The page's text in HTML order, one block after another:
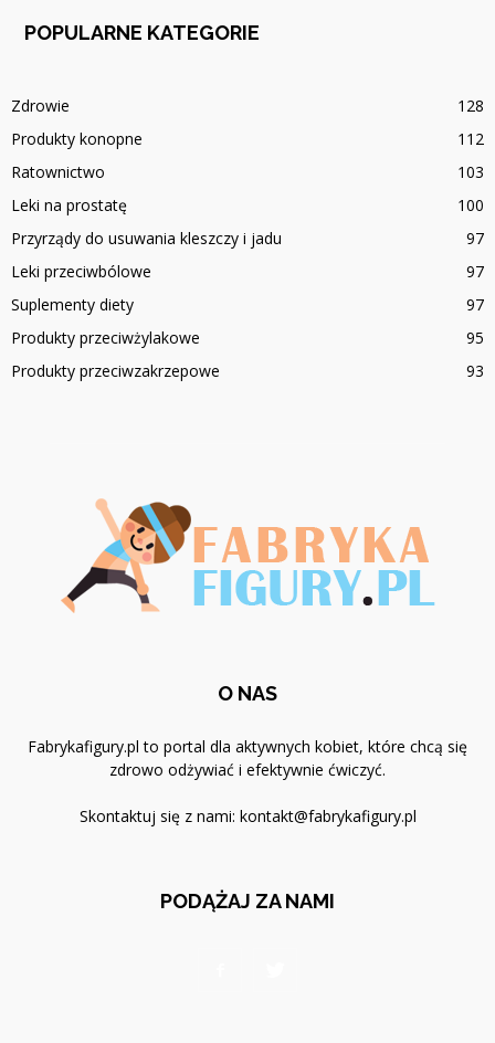
POPULARNE KATEGORIE
Zdrowie
128
Produkty konopne
112
Ratownictwo
103
Leki na prostatę
100
Przyrządy do usuwania kleszczy i jadu
97
Leki przeciwbólowe
97
Suplementy diety
97
Produkty przeciwżylakowe
95
Produkty przeciwzakrzepowe
93
O NAS
Fabrykafigury.pl to portal dla aktywnych kobiet, które chcą się
zdrowo odżywiać i efektywnie ćwiczyć.
Skontaktuj się z nami: kontakt@fabrykafigury.pl
PODĄŻAJ ZA NAMI